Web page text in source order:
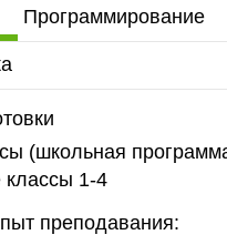
Программирование
(школьная
1-4
преподавания:
13:00
20:00